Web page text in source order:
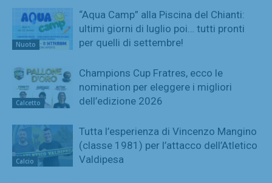
Nuoto
“Aqua Camp” alla Piscina del Chianti:
ultimi giorni di luglio poi… tutti pronti
per quelli di settembre!
Calcetto
Champions Cup Fratres, ecco le
nomination per eleggere i migliori
dell’edizione 2026
Calcio
Tutta l’esperienza di Vincenzo Mangino
(classe 1981) per l’attacco dell’Atletico
Valdipesa